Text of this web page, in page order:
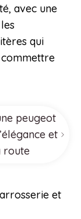
avec une
qui
peugeot
et
route
et